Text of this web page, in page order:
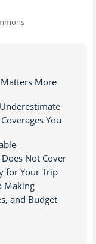
More
You
Not Cover
for Your Trip
Making
and Budget